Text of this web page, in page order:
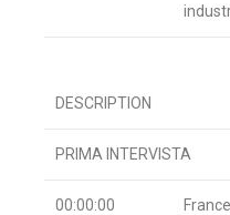
DESCRIPTION
PRIMA INTERVISTA
00:00:00